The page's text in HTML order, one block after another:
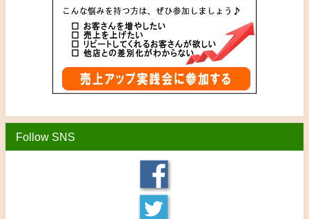
Follow SNS